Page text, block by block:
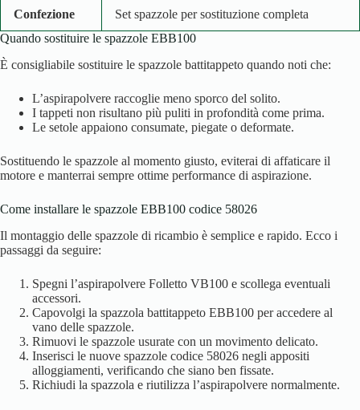
Confezione
Set spazzole per sostituzione completa
Quando sostituire le spazzole EBB100
È consigliabile sostituire le spazzole battitappeto quando noti che:
L’aspirapolvere raccoglie meno sporco del solito.
I tappeti non risultano più puliti in profondità come prima.
Le setole appaiono consumate, piegate o deformate.
Sostituendo le spazzole al momento giusto, eviterai di affaticare il
motore e manterrai sempre ottime performance di aspirazione.
Come installare le spazzole EBB100 codice 58026
Il montaggio delle spazzole di ricambio è semplice e rapido. Ecco i
passaggi da seguire:
Spegni l’aspirapolvere Folletto VB100 e scollega eventuali
accessori.
Capovolgi la spazzola battitappeto EBB100 per accedere al
vano delle spazzole.
Rimuovi le spazzole usurate con un movimento delicato.
Inserisci le nuove spazzole codice 58026 negli appositi
alloggiamenti, verificando che siano ben fissate.
Richiudi la spazzola e riutilizza l’aspirapolvere normalmente.